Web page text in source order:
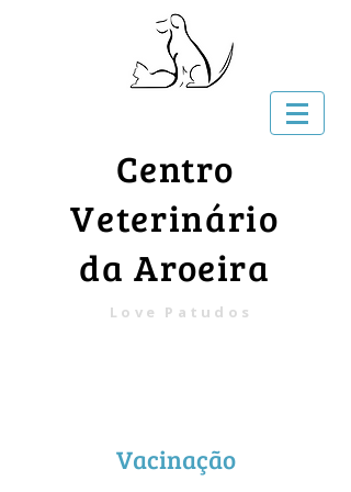
Centro
Veterinário
da Aroeira
Love Patudos
Vacinação